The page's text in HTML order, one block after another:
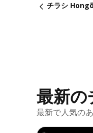
チラシ Hongō
最新の
最新で人気の